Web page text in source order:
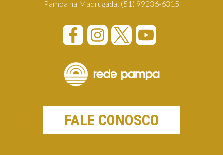
Pampa na Madrugada: (51) 99236-6315
FALE CONOSCO